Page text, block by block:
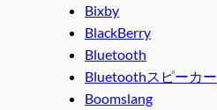
Bixby
BlackBerry
Bluetooth
Bluetoothスピーカー
Boomslang